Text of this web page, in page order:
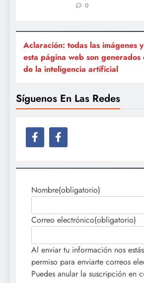
0
Aclaración: todas las imágenes
esta página web son generados
de la inteligencia artificial
Síguenos En Las Redes
Nombre(obligatorio)
Correo electrónico(obligatorio)
Al enviar tu información nos
permiso para enviarte correos
Puedes anular la suscripción en